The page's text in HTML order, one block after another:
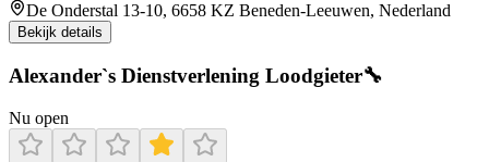
De Onderstal 13-10, 6658 KZ Beneden-Leeuwen, Nederland
Bekijk details
Alexander`s Dienstverlening Loodgieter🔧
Nu open